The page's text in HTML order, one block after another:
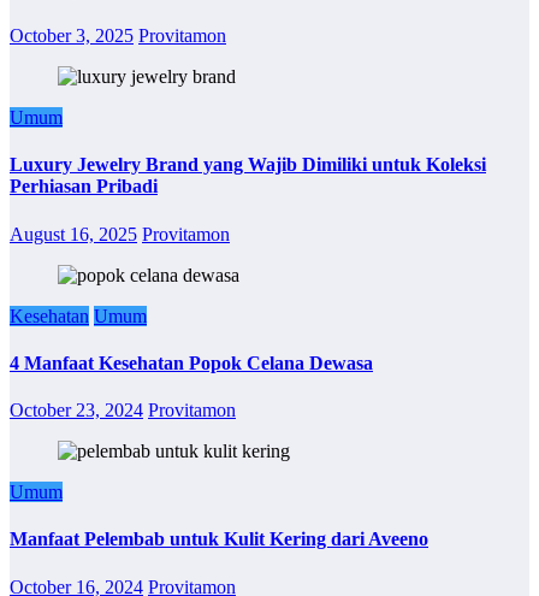
October 3, 2025 Provitamon
Umum
Luxury Jewelry Brand yang Wajib Dimiliki untuk Koleksi
Perhiasan Pribadi
August 16, 2025 Provitamon
Kesehatan Umum
4 Manfaat Kesehatan Popok Celana Dewasa
October 23, 2024 Provitamon
Umum
Manfaat Pelembab untuk Kulit Kering dari Aveeno
October 16, 2024 Provitamon